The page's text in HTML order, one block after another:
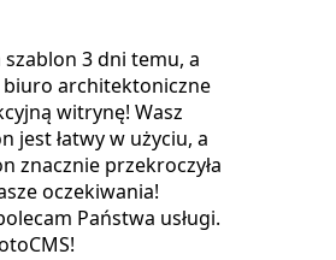
szablon 3 dni temu, a
architektoniczne
witrynę! Wasz
jest łatwy w użyciu, a
znacznie przekroczyła
oczekiwania!
Państwa usługi.